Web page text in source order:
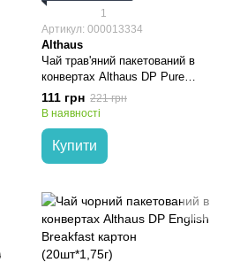
1
Артикул: 000013334
Althaus
Чай трав'яний пакетований в
конвертах Althaus DP Pure
Peppermint картон (20шт*1,75г)
111 грн 221 грн
В наявності
Купити